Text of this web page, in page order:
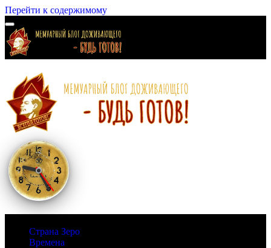
Перейти к содержимому
Страна Зеро
Времена